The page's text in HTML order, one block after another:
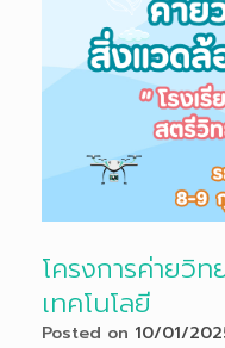
โครงการค่ายวิ
เทคโนโลยี
Posted on 10/01/